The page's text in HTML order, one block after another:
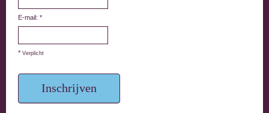
E-mail: *
* Verplicht